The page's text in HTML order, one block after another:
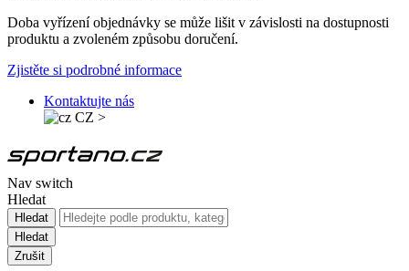
Doba vyřízení objednávky se může lišit v závislosti na dostupnosti
produktu a zvoleném způsobu doručení.
Zjistěte si podrobné informace
Kontaktujte nás
CZ >
Nav switch
Hledat
Hledat
Hledat
Zrušit